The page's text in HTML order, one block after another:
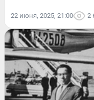
22 июня, 2025, 21:00 2